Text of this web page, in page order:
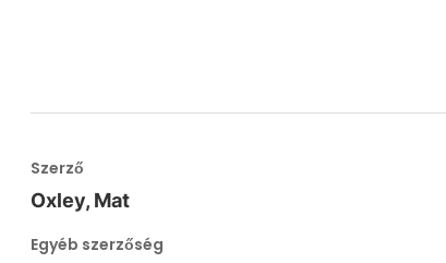
Szerző
Oxley, Mat
Egyéb szerzőség